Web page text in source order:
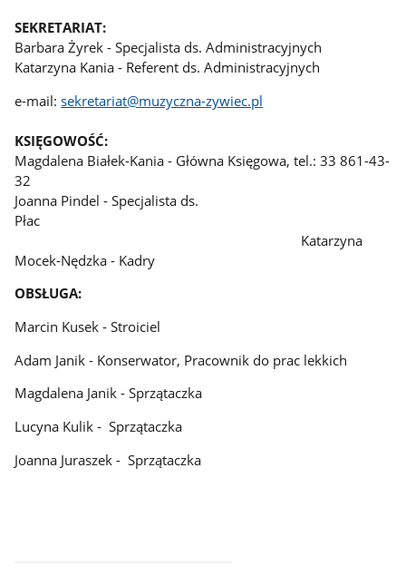
SEKRETARIAT:
Barbara Żyrek - Specjalista ds. Administracyjnych
Katarzyna Kania - Referent ds. Administracyjnych
e-mail:sekretariat@muzyczna-zywiec.pl
KSIĘGOWOŚĆ:
Magdalena Białek-Kania - Główna Księgowa, tel.: 33 861-43-
32
Joanna Pindel - Specjalista ds.
Płac
Katarzyna
Mocek-Nędzka - Kadry
OBSŁUGA:
Marcin Kusek - Stroiciel
Adam Janik - Konserwator, Pracownik do prac lekkich
Magdalena Janik - Sprzątaczka
Lucyna Kulik - Sprzątaczka
Joanna Juraszek - Sprzątaczka